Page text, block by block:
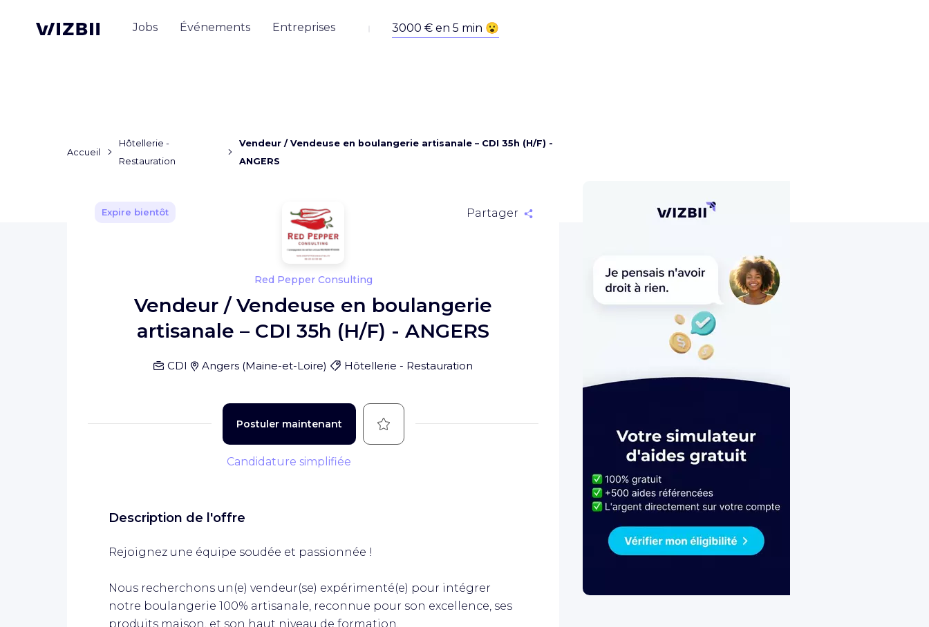
Jobs Événements Entreprises
Accueil
Hôtellerie -
Restauration
Vendeur / Vendeuse en boulangerie artisanale – CDI 35h (H/F) -
ANGERS
Expire bientôt Partager
Red Pepper Consulting
Vendeur / Vendeuse en boulangerie
artisanale – CDI 35h (H/F) - ANGERS
CDI Angers(Maine-et-Loire) Hôtellerie - Restauration
Postuler maintenant
Candidature simplifiée
Sauvegarder
Description de l'offre
Rejoignez une équipe soudée et passionnée !
Nous recherchons un(e) vendeur(se) expérimenté(e) pour intégrer
notre boulangerie 100% artisanale, reconnue pour son excellence, ses
produits maison, et son haut niveau de formation.